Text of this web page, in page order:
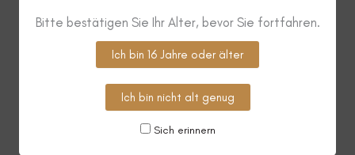
Bitte bestätigen Sie Ihr Alter, bevor Sie fortfahren.
Ich bin 16 Jahre oder älter
Ich bin nicht alt genug
Sich erinnern